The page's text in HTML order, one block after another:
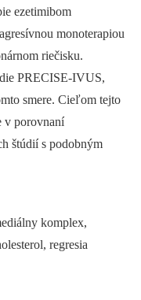
ezetimibom
monoterapiou
riečisku.
PRECISE-IVUS,
smere. Cieľom tejto
v porovnaní
štúdií s podobným
komplex,
regresia